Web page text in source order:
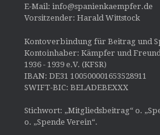
E-Mail: info@spanienkaempfer.de
Vorsitzender: Harald Wittstock
Kontoverbindung für Beitrag und
Kontoinhaber: Kämpfer und
1936 - 1939 e.V. (KFSR)
IBAN: DE31 100500001653528911
SWIFT-BIC: BELADEBEXXX
Stichwort: „Mitgliedsbeitrag“ o.
o. „Spende Verein“.